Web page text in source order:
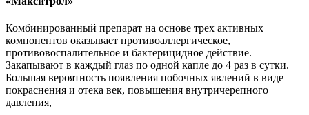
Комбинированный препарат на основе трех активных
компонентов оказывает противоаллергическое,
противовоспалительное и бактерицидное действие.
Закапывают в каждый глаз по одной капле до 4 раз в сутки.
Большая вероятность появления побочных явлений в виде
покраснения и отека век, повышения внутричерепного
давления,